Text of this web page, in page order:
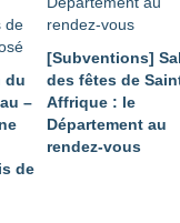
du
–
de
[Subventions]
des fêtes de
Affrique : le
Département au
rendez-vous